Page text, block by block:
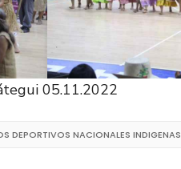
05.11.2022
DEPORTIVOS NACIONALES INDIGENAS